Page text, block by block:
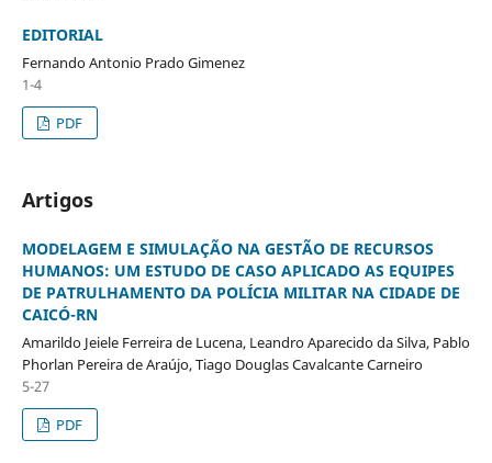
EDITORIAL
Fernando Antonio Prado Gimenez
1-4
PDF
Artigos
MODELAGEM E SIMULAÇÃO NA GESTÃO DE RECURSOS
HUMANOS: UM ESTUDO DE CASO APLICADO AS EQUIPES
DE PATRULHAMENTO DA POLÍCIA MILITAR NA CIDADE DE
CAICÓ-RN
Amarildo Jeiele Ferreira de Lucena, Leandro Aparecido da Silva, Pablo
Phorlan Pereira de Araújo, Tiago Douglas Cavalcante Carneiro
5-27
PDF